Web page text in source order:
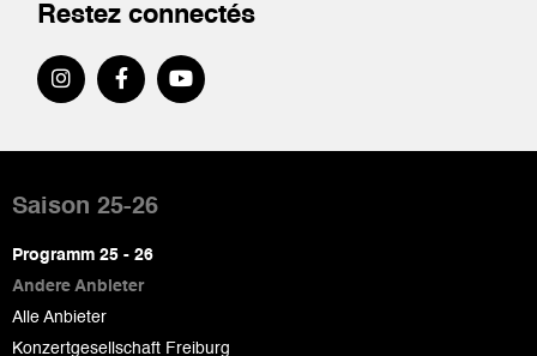
Restez connectés
de
page
Saison 25-26
Programm 25 - 26
Andere Anbieter
Alle Anbieter
Konzertgesellschaft Freiburg